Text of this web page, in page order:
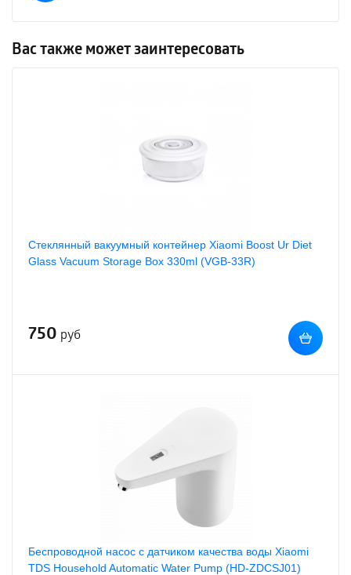
Вас также может заинтересовать
Стеклянный вакуумный контейнер Xiaomi Boost Ur Diet
Glass Vacuum Storage Box 330ml (VGB-33R)
750 руб
Беспроводной насос с датчиком качества воды Xiaomi
TDS Household Automatic Water Pump (HD-ZDCSJ01)